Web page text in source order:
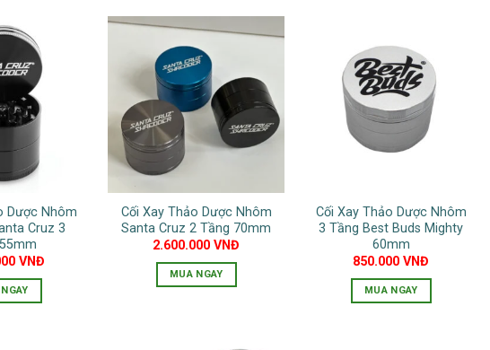
này
nhiều
thể.
tùy
chọn
thể
được
chọn
trên
trang
này
có
nhiều
biến
thể.
Các
được
chọn
trên
trang
có
nhiều
biến
thể.
tùy
thể
được
chọn
trên
trang
Dược Nhôm
Cruz 3
VNĐ
Cối Xay Thảo Dược Nhôm
Santa Cruz 2 Tầng 70mm
2.600.000VNĐ
MUA NGAY
Cối Xay Thảo Dược Nhôm
3 Tầng Best Buds Mighty
60mm
850.000VNĐ
MUA NGAY